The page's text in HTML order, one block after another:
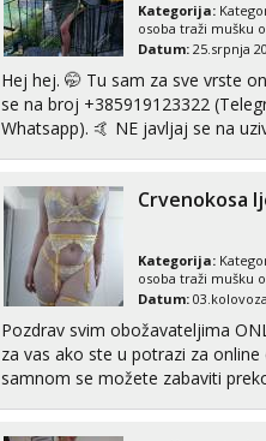
Kategorija:
osoba traži mušku
Datum: 25.srpnja
Hej hej. 🤭 Tu sam za sve vrste
se na broj +385919123322
Whatsapp). 🤙 NE javljaj se
Crvenokosa
Kategorija:
osoba traži mušku
Datum:
Pozdrav svim obožavateljima
za vas ako ste u potrazi za online
samnom se možete zabaviti